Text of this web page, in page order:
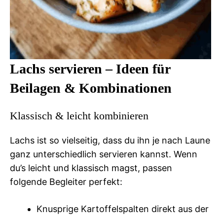
Lachs servieren – Ideen für
Beilagen & Kombinationen
Klassisch & leicht kombinieren
Lachs ist so vielseitig, dass du ihn je nach Laune
ganz unterschiedlich servieren kannst. Wenn
du’s leicht und klassisch magst, passen
folgende Begleiter perfekt:
Knusprige Kartoffelspalten direkt aus der